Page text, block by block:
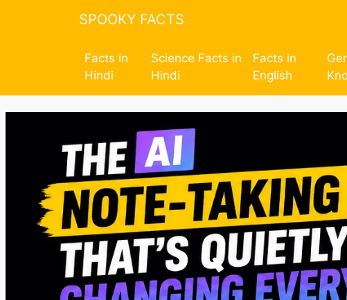
SPOOKY FACTS
Facts in
Hindi
Science Facts in
Hindi
Facts in
English